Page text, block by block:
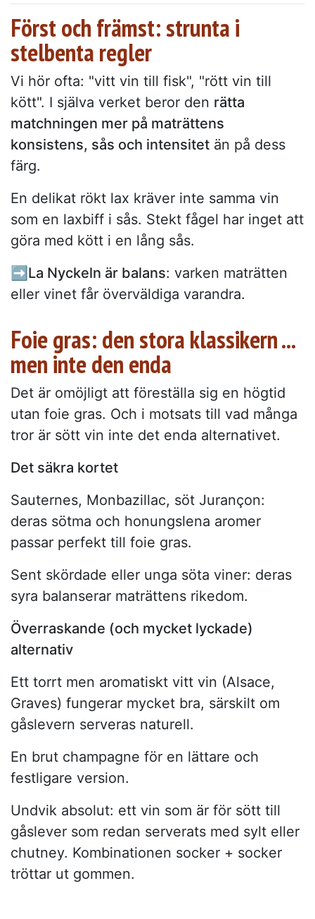
Först och främst: strunta i
stelbenta regler
Vi hör ofta: "vitt vin till fisk", "rött vin till
kött". I själva verket beror den rätta
matchningen mer på maträttens
konsistens, sås och intensitet än på dess
färg.
En delikat rökt lax kräver inte samma vin
som en laxbiff i sås. Stekt fågel har inget att
göra med kött i en lång sås.
➡️La Nyckeln är balans: varken maträtten
eller vinet får överväldiga varandra.
Foie gras: den stora klassikern ...
men inte den enda
Det är omöjligt att föreställa sig en högtid
utan foie gras. Och i motsats till vad många
tror är sött vin inte det enda alternativet.
Det säkra kortet
Sauternes, Monbazillac, söt Jurançon:
deras sötma och honungslena aromer
passar perfekt till foie gras.
Sent skördade eller unga söta viner: deras
syra balanserar maträttens rikedom.
Överraskande (och mycket lyckade)
alternativ
Ett torrt men aromatiskt vitt vin (Alsace,
Graves) fungerar mycket bra, särskilt om
gåslevern serveras naturell.
En brut champagne för en lättare och
festligare version.
Undvik absolut: ett vin som är för sött till
gåslever som redan serverats med sylt eller
chutney. Kombinationen socker + socker
tröttar ut gommen.